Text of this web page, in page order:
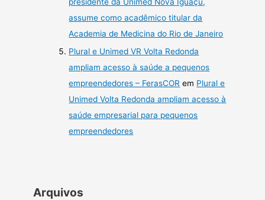
assume como acadêmico titular da
Academia de Medicina do Rio de Janeiro
Plural e Unimed VR Volta Redonda
ampliam acesso à saúde a pequenos
empreendedores – FerasCOR em Plural e
Unimed Volta Redonda ampliam acesso à
saúde empresarial para pequenos
empreendedores
Arquivos